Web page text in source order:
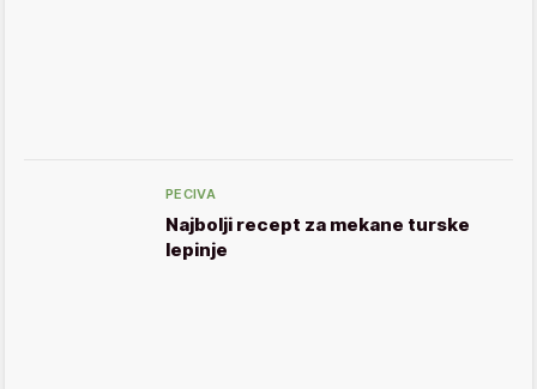
PECIVA
Najbolji recept za mekane turske
lepinje